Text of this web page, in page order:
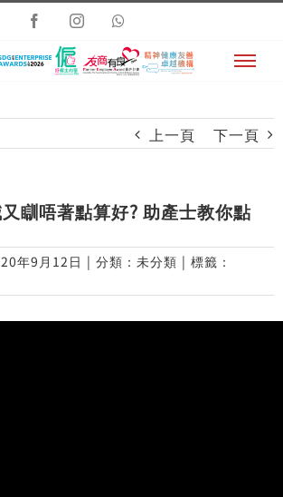
FacebookInstagram
上一頁 下一頁
瞓唔著點算好? 助產士教你點
年9月12日 | 分類：未分類 | 標籤：